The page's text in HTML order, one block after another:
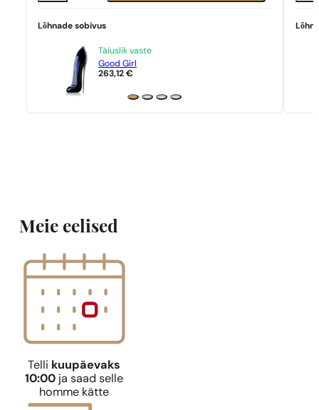
Lõhnade sobivus
Täiuslik vaste
Good Girl
263,12€
Meie eelised
Telli kuupäevaks
10:00 ja saad selle
homme kätte